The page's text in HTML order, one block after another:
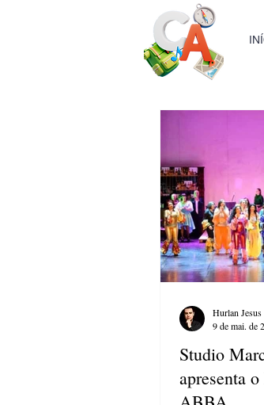
Studio
apresenta o
Hurlan Jesus
9 de mai. de